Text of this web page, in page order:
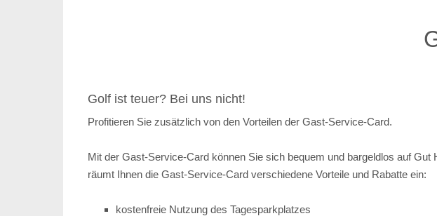
Golf ist teuer? Bei uns nicht!
Profitieren Sie zusätzlich von den Vorteilen der Gast-Service-Card.
Mit der Gast-Service-Card können Sie sich bequem und bargeldlos auf Gut
räumt Ihnen die Gast-Service-Card verschiedene Vorteile und Rabatte ein:
kostenfreie Nutzung des Tagesparkplatzes